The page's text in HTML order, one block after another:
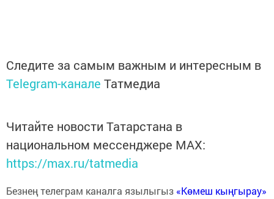
Следите за самым важным и интересным в
Telegram-канале Татмедиа
Читайте новости Татарстана в
национальном мессенджере MАХ:
https://max.ru/tatmedia
Безнең телеграм каналга язылыгыз «Көмеш кыңгырау»